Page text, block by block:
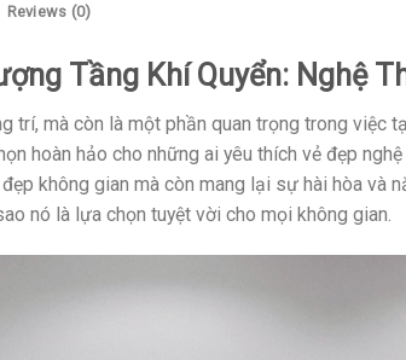
Reviews (0)
Tầng Khí Quyển: Nghệ
trí, mà còn là một phần quan trọng trong
hoàn hảo cho những ai yêu thích vẻ đẹp
không gian mà còn mang lại sự hài hòa
nó là lựa chọn tuyệt vời cho mọi không gian.